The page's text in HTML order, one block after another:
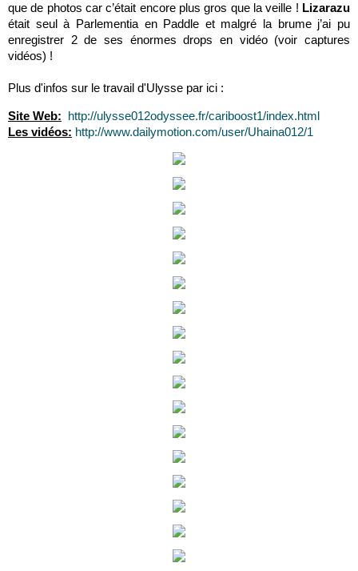
que de photos car c’était encore plus gros que la veille ! Lizarazu
était seul à Parlementia en Paddle et malgré la brume j’ai pu
enregistrer 2 de ses énormes drops en vidéo (voir captures
vidéos) !
Plus d'infos sur le travail d'Ulysse par ici :
Site Web: http://ulysse012odyssee.fr/cariboost1/index.html
Les vidéos: http://www.dailymotion.com/user/Uhaina012/1